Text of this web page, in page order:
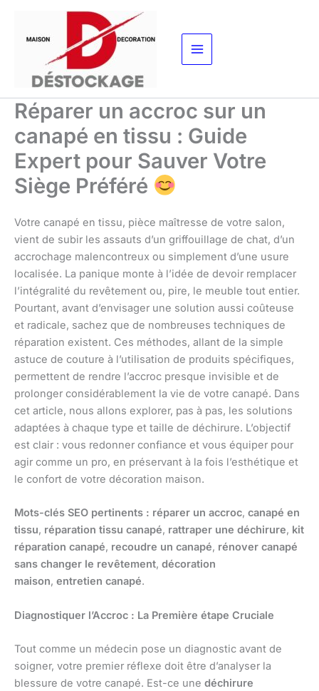
contenu
Réparer un accroc sur un
canapé en tissu : Guide
Expert pour Sauver Votre
Siège Préféré
Votre canapé en tissu, pièce maîtresse de votre salon,
vient de subir les assauts d’un griffouillage de chat, d’un
accrochage malencontreux ou simplement d’une usure
localisée. La panique monte à l’idée de devoir remplacer
l’intégralité du revêtement ou, pire, le meuble tout entier.
Pourtant, avant d’envisager une solution aussi coûteuse
et radicale, sachez que de nombreuses techniques de
réparation existent. Ces méthodes, allant de la simple
astuce de couture à l’utilisation de produits spécifiques,
permettent de rendre l’accroc presque invisible et de
prolonger considérablement la vie de votre canapé. Dans
cet article, nous allons explorer, pas à pas, les solutions
adaptées à chaque type et taille de déchirure. L’objectif
est clair : vous redonner confiance et vous équiper pour
agir comme un pro, en préservant à la fois l’esthétique et
le confort de votre décoration maison.
Mots-clés SEO pertinents : réparer un accroc, canapé en
tissu, réparation tissu canapé, rattraper une déchirure, kit
réparation canapé, recoudre un canapé, rénover canapé
sans changer le revêtement, décoration
maison, entretien canapé.
Diagnostiquer l’Accroc : La Première étape Cruciale
Tout comme un médecin pose un diagnostic avant de
soigner, votre premier réflexe doit être d’analyser la
blessure de votre canapé. Est-ce une déchirure